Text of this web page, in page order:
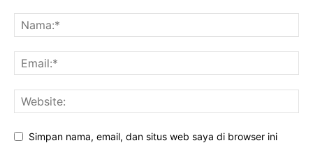
Simpan nama, email, dan situs web saya di browser ini